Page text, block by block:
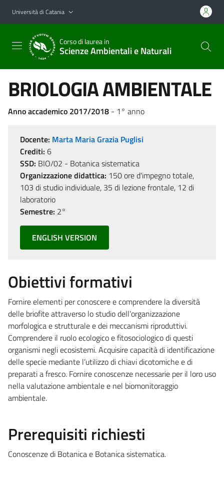
Vai al contenuto principale
Vai al menu di navigazione
Università di Catania
Corso di laurea in
Scienze Ambientali e Naturali
BRIOLOGIA AMBIENTALE
Anno accademico 2017/2018 - 1° anno
Docente: Marta Maria Grazia Puglisi
Crediti: 6
SSD: BIO/02 - Botanica sistematica
Organizzazione didattica: 150 ore d'impegno totale,
103 di studio individuale, 35 di lezione frontale, 12 di
laboratorio
Semestre: 2°
ENGLISH VERSION
Obiettivi formativi
Fornire elementi per conoscere e comprendere la diversità
delle briofite attraverso lo studio dell’organizzazione
morfologica e strutturale e dei meccanismi riproduttivi.
Comprendere il ruolo ecologico e fitosociologico di questi
organismi negli ecosistemi. Acquisire capacità di identificazione
delle specie mediante l’utilizzo di chiavi dicotomiche e di
preparati a fresco. Fornire conoscenze necessarie per il loro uso
nella valutazione ambientale e nel biomonitoraggio
ambientale.
Prerequisiti richiesti
Conoscenze di Botanica e Botanica sistematica.